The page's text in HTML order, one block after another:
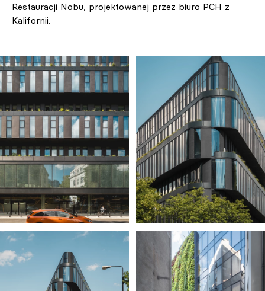
Restauracji Nobu, projektowanej przez biuro PCH z
Kalifornii.